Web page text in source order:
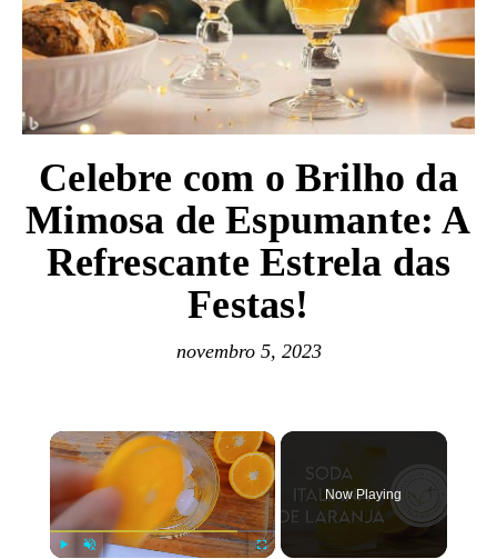
Celebre com o Brilho da
Mimosa de Espumante: A
Refrescante Estrela das
Festas!
novembro 5, 2023
×
Now Playing